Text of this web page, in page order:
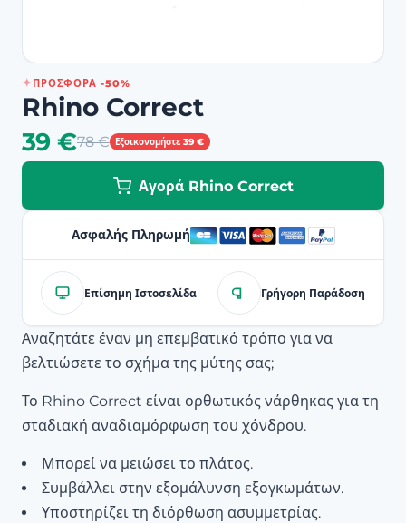
ΠΡΟΣΦΟΡΆ -50%
Rhino Correct
39 €78 € Εξοικονομήστε 39 €
Αγορά Rhino Correct
Ασφαλής Πληρωμή
Επίσημη Ιστοσελίδα Γρήγορη Παράδοση
Αναζητάτε έναν μη επεμβατικό τρόπο για να
βελτιώσετε το σχήμα της μύτης σας;
Το Rhino Correct είναι ορθωτικός νάρθηκας για τη
σταδιακή αναδιαμόρφωση του χόνδρου.
Μπορεί να μειώσει το πλάτος.
Συμβάλλει στην εξομάλυνση εξογκωμάτων.
Υποστηρίζει τη διόρθωση ασυμμετρίας.